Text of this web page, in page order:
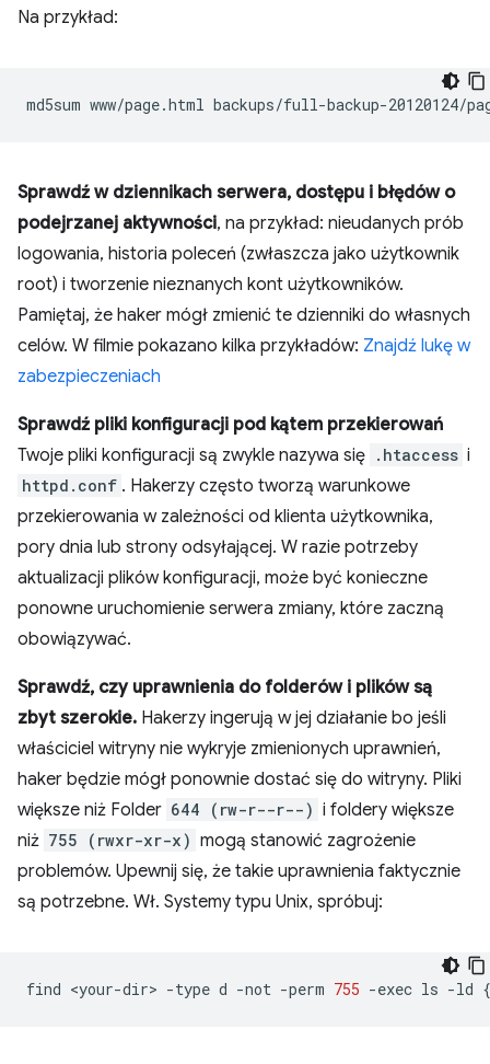
Na przykład:
md5sum www/page.html
Sprawdź w dziennikach serwera, dostępu i błędów o
podejrzanej aktywności, na przykład: nieudanych prób
logowania, historia poleceń (zwłaszcza jako użytkownik
root) i tworzenie nieznanych kont użytkowników.
Pamiętaj, że haker mógł zmienić te dzienniki do własnych
celów. W filmie pokazano kilka przykładów: Znajdź lukę w
zabezpieczeniach
Sprawdź pliki konfiguracji pod kątem przekierowań
Twoje pliki konfiguracji są zwykle nazywa się .htaccess i
httpd.conf . Hakerzy często tworzą warunkowe
przekierowania w zależności od klienta użytkownika,
pory dnia lub strony odsyłającej. W razie potrzeby
aktualizacji plików konfiguracji, może być konieczne
ponowne uruchomienie serwera zmiany, które zaczną
obowiązywać.
Sprawdź, czy uprawnienia do folderów i plików są
zbyt szerokie. Hakerzy ingerują w jej działanie bo jeśli
właściciel witryny nie wykryje zmienionych uprawnień,
haker będzie mógł ponownie dostać się do witryny. Pliki
większe niż Folder 644 (rw-r--r--) i foldery większe
niż 755 (rwxr-xr-x) mogą stanowić zagrożenie
problemów. Upewnij się, że takie uprawnienia faktycznie
są potrzebne. Wł. Systemy typu Unix, spróbuj:
find <your-dir> -type d -not -perm 755 -exec ls -ld